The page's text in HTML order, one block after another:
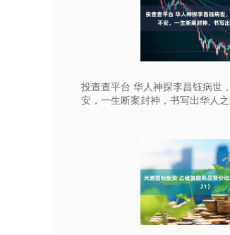
投查查平台 华人神探李昌钰病世
安，一生断案封神，书写出华人